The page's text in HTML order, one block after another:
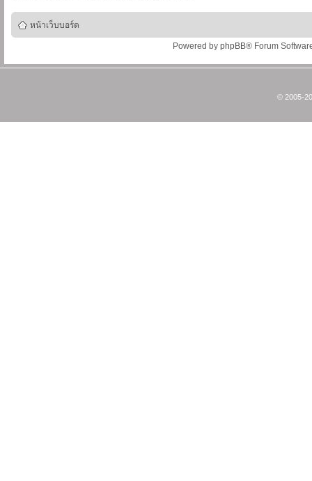
หน้าเว็บบอร์ด
Powered by phpBB® Forum
© 2005-